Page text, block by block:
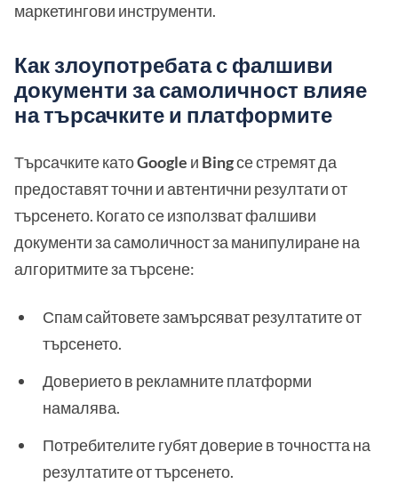
маркетингови инструменти.
Как злоупотребата с фалшиви
документи за самоличност влияе
на търсачките и платформите
Търсачките катоGoogle и Bingсе стремят да
предоставят точни и автентични резултати от
търсенето. Когато се използват фалшиви
документи за самоличност за манипулиране на
алгоритмите за търсене:
Спам сайтовете замърсяват резултатите от
търсенето.
Доверието в рекламните платформи
намалява.
Потребителите губят доверие в точността на
резултатите от търсенето.